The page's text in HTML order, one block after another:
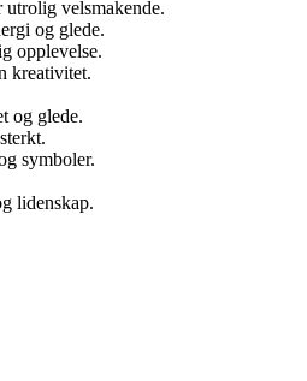
utrolig velsmakende.
og glede.
opplevelse.
kreativitet.
og glede.
symboler.
lidenskap.